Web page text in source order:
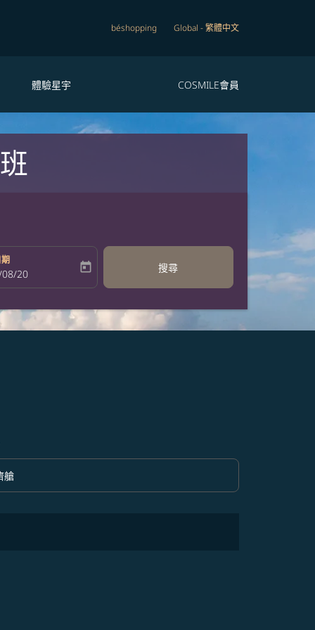
béshopping Global -繁體中文
體驗星宇 COSMILE會員
return-date-aria-label
20 today 搜尋
option 經濟艙 Selected
艙